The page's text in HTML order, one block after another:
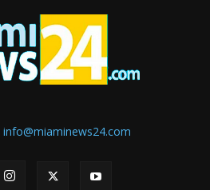
info@miaminews24.com